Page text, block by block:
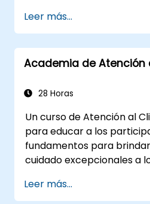
permitirá al personal
directrices con
Mejorar la calidad del
así como fortalecer
mejor interacción con
sensibilidades
servicio respetuoso y
todos los huéspedes.
Gestionar situaciones
solicitudes de los
Leer más...
Academia de Atención
28 Horas
Un curso de Atención al
para educar a los
fundamentos para
cuidado excepcionales a
amabilidad, establecer
Leer más...